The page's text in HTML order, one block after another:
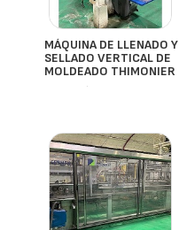
MÁQUINA DE LLENADO Y
SELLADO VERTICAL DE
MOLDEADO THIMONIER
- España